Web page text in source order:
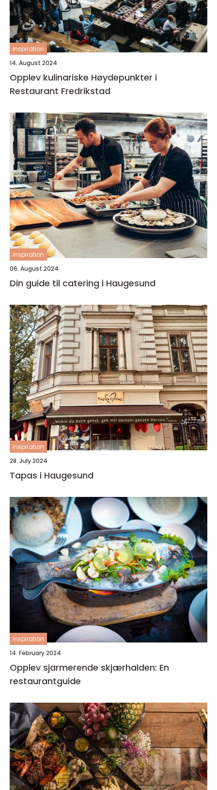
inspiration
14. August 2024
Opplev kulinariske Høydepunkter i
Restaurant Fredrikstad
inspiration
06. August 2024
Din guide til catering i Haugesund
inspiration
28. July 2024
Tapas i Haugesund
inspiration
14. February 2024
Opplev sjarmerende skjærhalden: En
restaurantguide